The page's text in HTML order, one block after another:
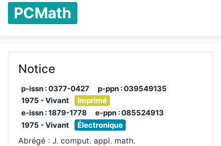
PCMath
Notice
p-issn : 0377-0427
p-ppn : 039549135
1975 - Vivant
Imprimé
e-issn : 1879-1778
e-ppn : 085524913
1975 - Vivant
Électronique
Abrégé : J. comput. appl. math.